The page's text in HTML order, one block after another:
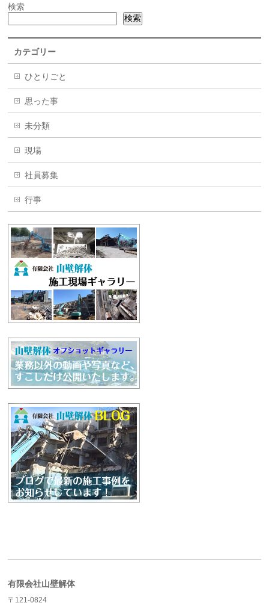
検索
検索
カテゴリー
ひとりごと
思った事
未分類
現場
社員募集
行事
有限会社山壁解体
〒121-0824